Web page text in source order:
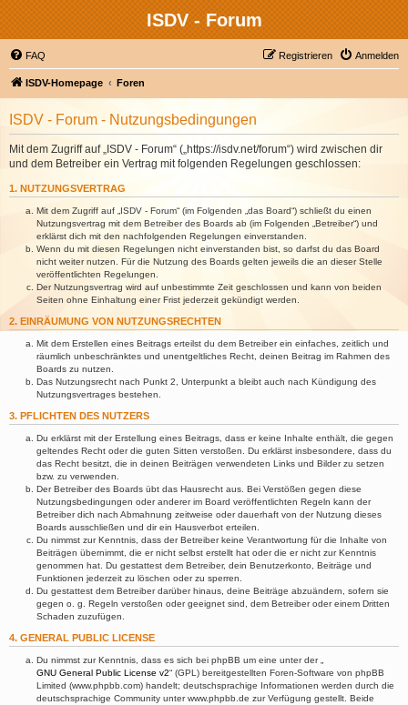
ISDV - Forum
FAQ Anmelden
Registrieren
ISDV-Homepage Foren
ISDV - Forum - Nutzungsbedingungen
Mit dem Zugriff auf „ISDV - Forum“ („https://isdv.net/forum“) wird zwischen dir
und dem Betreiber ein Vertrag mit folgenden Regelungen geschlossen:
1. NUTZUNGSVERTRAG
Mit dem Zugriff auf „ISDV - Forum“ (im Folgenden „das Board“) schließt du einen
Nutzungsvertrag mit dem Betreiber des Boards ab (im Folgenden „Betreiber“) und
erklärst dich mit den nachfolgenden Regelungen einverstanden.
Wenn du mit diesen Regelungen nicht einverstanden bist, so darfst du das Board
nicht weiter nutzen. Für die Nutzung des Boards gelten jeweils die an dieser Stelle
veröffentlichten Regelungen.
Der Nutzungsvertrag wird auf unbestimmte Zeit geschlossen und kann von beiden
Seiten ohne Einhaltung einer Frist jederzeit gekündigt werden.
2. EINRÄUMUNG VON NUTZUNGSRECHTEN
Mit dem Erstellen eines Beitrags erteilst du dem Betreiber ein einfaches, zeitlich und
räumlich unbeschränktes und unentgeltliches Recht, deinen Beitrag im Rahmen des
Boards zu nutzen.
Das Nutzungsrecht nach Punkt 2, Unterpunkt a bleibt auch nach Kündigung des
Nutzungsvertrages bestehen.
3. PFLICHTEN DES NUTZERS
Du erklärst mit der Erstellung eines Beitrags, dass er keine Inhalte enthält, die gegen
geltendes Recht oder die guten Sitten verstoßen. Du erklärst insbesondere, dass du
das Recht besitzt, die in deinen Beiträgen verwendeten Links und Bilder zu setzen
bzw. zu verwenden.
Der Betreiber des Boards übt das Hausrecht aus. Bei Verstößen gegen diese
Nutzungsbedingungen oder anderer im Board veröffentlichten Regeln kann der
Betreiber dich nach Abmahnung zeitweise oder dauerhaft von der Nutzung dieses
Boards ausschließen und dir ein Hausverbot erteilen.
Du nimmst zur Kenntnis, dass der Betreiber keine Verantwortung für die Inhalte von
Beiträgen übernimmt, die er nicht selbst erstellt hat oder die er nicht zur Kenntnis
genommen hat. Du gestattest dem Betreiber, dein Benutzerkonto, Beiträge und
Funktionen jederzeit zu löschen oder zu sperren.
Du gestattest dem Betreiber darüber hinaus, deine Beiträge abzuändern, sofern sie
gegen o. g. Regeln verstoßen oder geeignet sind, dem Betreiber oder einem Dritten
Schaden zuzufügen.
4. GENERAL PUBLIC LICENSE
Du nimmst zur Kenntnis, dass es sich bei phpBB um eine unter der „
GNU General Public License v2“ (GPL) bereitgestellten Foren-Software von phpBB
Limited (www.phpbb.com) handelt; deutschsprachige Informationen werden durch die
deutschsprachige Community unter www.phpbb.de zur Verfügung gestellt. Beide